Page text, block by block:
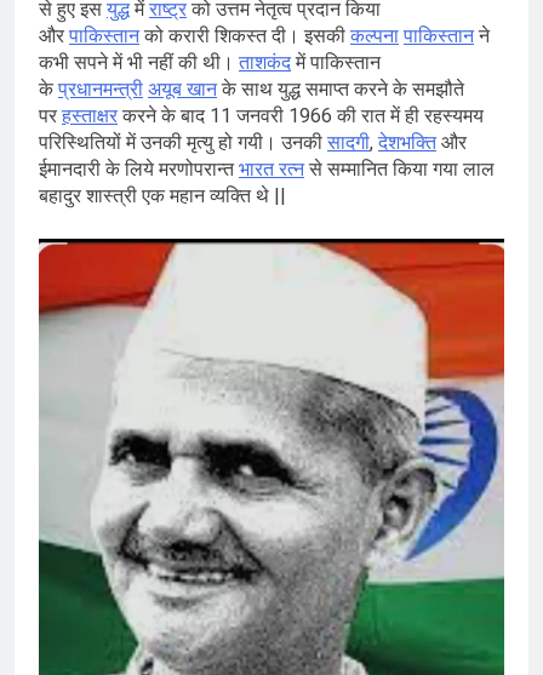
से हुए इसयुद्धमेंराष्ट्रको उत्तम नेतृत्व प्रदान किया
औरपाकिस्तानको करारी शिकस्त दी। इसकीकल्पना पाकिस्तानने
कभी सपने में भी नहीं की थी।ताशकंदमें पाकिस्तान
केप्रधानमन्त्री अयूब खानके साथ युद्ध समाप्त करने के समझौते
परहस्ताक्षरकरने के बाद 11 जनवरी 1966 की रात में ही रहस्यमय
परिस्थितियों में उनकी मृत्यु हो गयी। उनकीसादगी,देशभक्तिऔर
ईमानदारी के लिये मरणोपरान्तभारत रत्‍नसे सम्मानित किया गया लाल
बहादुर शास्त्री एक महान व्यक्ति थे ||